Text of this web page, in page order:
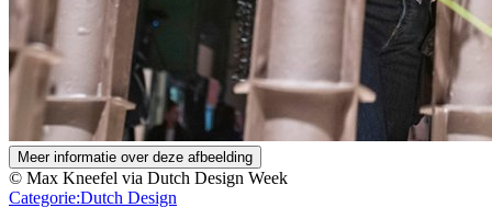
Meer informatie over deze afbeelding
© Max Kneefel via Dutch Design Week
Categorie:Dutch Design